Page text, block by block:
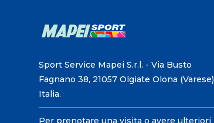
Sport Service Mapei S.r.l. - Via Busto
Fagnano 38, 21057 Olgiate Olona (Varese)
Italia.